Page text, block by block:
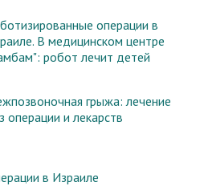
операции в
В медицинском центре
робот лечит детей
грыжа: лечение
операции и лекарств
в Израиле